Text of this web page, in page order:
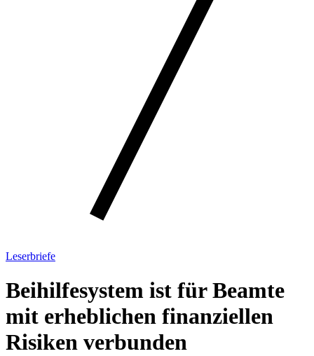
Leserbriefe
Beihilfesystem ist für Beamte
mit erheblichen finanziellen
Risiken verbunden